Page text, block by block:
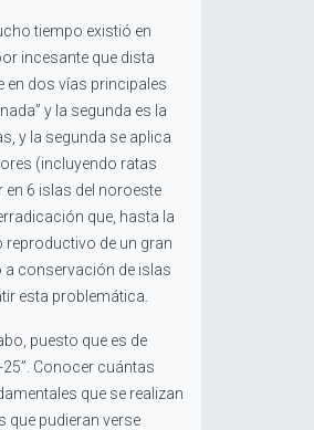
tiempo existió en
incesante que dista
en dos vías principales
y la segunda es la
y la segunda se aplica
(incluyendo ratas
6 islas del noroeste
que, hasta la
reproductivo de un gran
a conservación de islas
esta problemática.
puesto que es de
Conocer cuántas
que se realizan
que pudieran verse